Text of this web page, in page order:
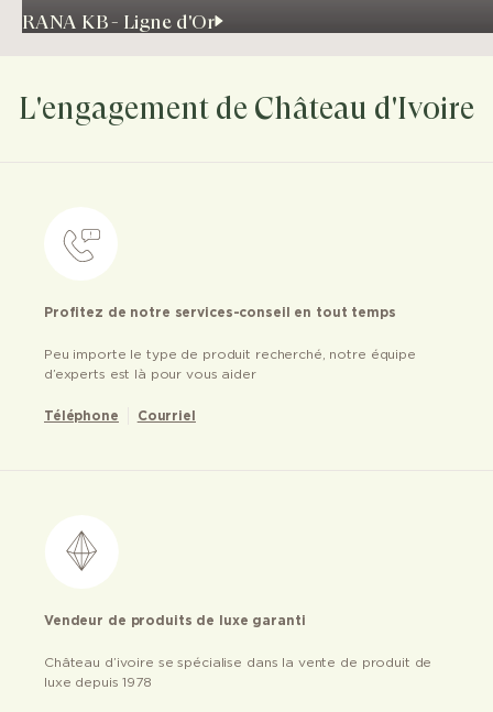
RANA KB - Ligne d'Or
L'engagement de Château d'Ivoire
Profitez de notre services-conseil en tout temps
Peu importe le type de produit recherché, notre équipe
d’experts est là pour vous aider
Téléphone Courriel
Vendeur de produits de luxe garanti
Château d’ivoire se spécialise dans la vente de produit de
luxe depuis 1978